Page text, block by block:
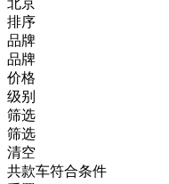
北京
排序
品牌
品牌
价格
级别
筛选
筛选
清空
共款车符合条件